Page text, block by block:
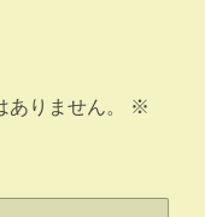
りません。
※